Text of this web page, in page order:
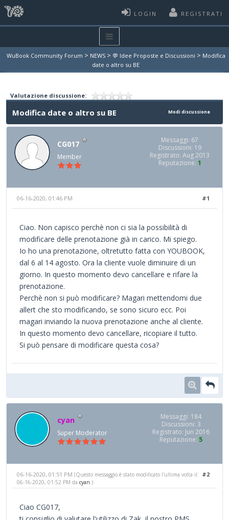
LOGIN REGISTRATI
WuBook Community Forum > NEWS > 💬 Idee Proposte e Discussioni > Modifica
date o altro su BE
Valutazione discussione:
Modi discussione
Modifica date o altro su BE
CG017
Member
Messaggi: 67
Discussioni: 19
Registrato: Aug 2013
Reputazione: 1
#1
06-16-2020, 01:46 PM
Ciao. Non capisco perchè non ci sia la possibilità di
modificare delle prenotazione già in carico. Mi spiego.
Io ho una prenotazione, oltretutto fatta con YOUBOOK,
dal 6 al 14 agosto. Ora la cliente vuole diminuire di un
giorno. In questo momento devo cancellare e rifare la
prenotazione.
Perchè non si può modificare? Magari mettendomi due
allert che sto modificando, se sono sicuro ecc. Poi
magari inviando la nuova prenotazione anche al cliente.
In questo momento devo cancellare, ricopiare il tutto.
Si può pensare di modificare questa cosa?
cyan
Super Moderator
Messaggi: 184
Discussioni: 3
Registrato: Jun 2016
Reputazione: 5
#2
06-16-2020, 01:51 PM (Questo messaggio è stato modificato l'ultima volta il:
06-16-2020, 01:52 PM da cyan.)
Ciao CG017,